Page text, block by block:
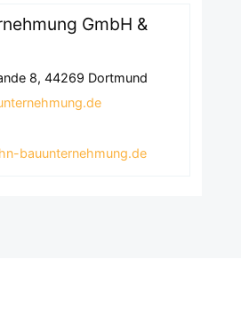
GmbH &
8, 44269 Dortmund
bauunternehmung.de